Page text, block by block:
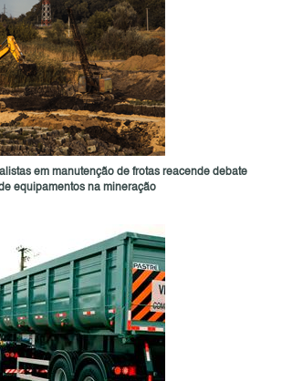
em manutenção de frotas reacende debate
equipamentos na mineração